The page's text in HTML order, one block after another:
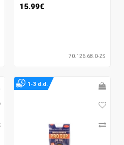
15.99€
70.126.68.0-ZS
1-3 d.d.